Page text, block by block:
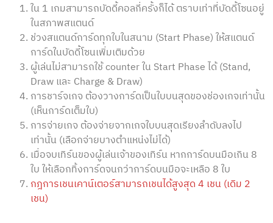
ใน 1 เกมสามารถบัดดี้คอลกี่ครั้งก็ได้ ตราบเท่าที่บัดดี้โซนอยู่
ในสภาพสแตนด์
ช่วงสแตนด์การ์ดทุกใบในสนาม (Start Phase) ให้สแตนด์
การ์ดในบัดดี้โซนเพิ่มเติมด้วย
ผู้เล่นไม่สามารถใช้ counter ใน Start Phase ได้ (Stand,
Draw และ Charge & Draw)
การชาร์จเกจ ต้องวางการ์ดเป็นใบบนสุดของช่องเกจเท่านั้น
(เห็นการ์ดเต็มใบ)
การจ่ายเกจ ต้องจ่ายจากเกจใบบนสุดเรียงลำดับลงไป
เท่านั้น (เลือกจ่ายบางตำแหน่งไม่ได้)
เมื่อจบเทิร์นของผู้เล่นเจ้าของเทิร์น หากการ์ดบนมือเกิน 8
ใบ ให้เลือกทิ้งการ์ดจนกว่าการ์ดบนมือจะเหลือ 8 ใบ
กฎการเชนเคาน์เตอร์สามารถเชนได้สูงสุด 4 เชน (เดิม 2
เชน)